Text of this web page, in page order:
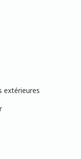
extérieures